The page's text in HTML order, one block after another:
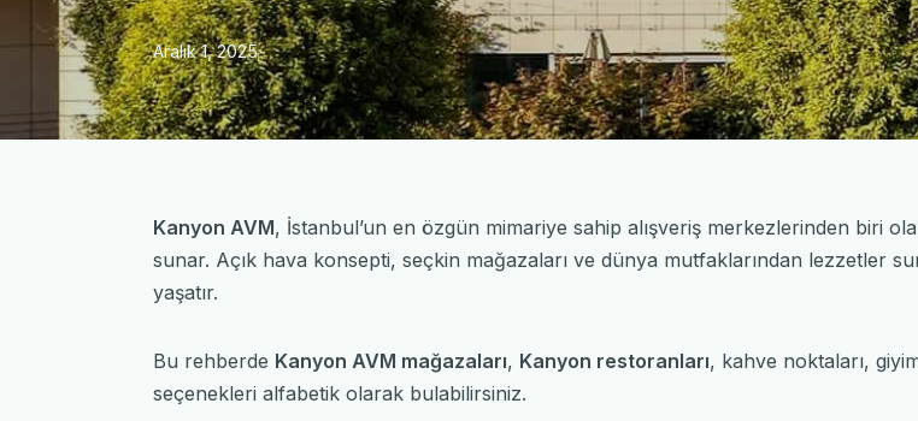
Aralık 1, 2025
Kanyon AVM, İstanbul’un en özgün mimariye sahip alışveriş merkezlerinden biri
sunar. Açık hava konsepti, seçkin mağazaları ve dünya mutfaklarından lezzetler
yaşatır.
Bu rehberde Kanyon AVM mağazaları, Kanyon restoranları, kahve noktaları,
seçenekleri alfabetik olarak bulabilirsiniz.